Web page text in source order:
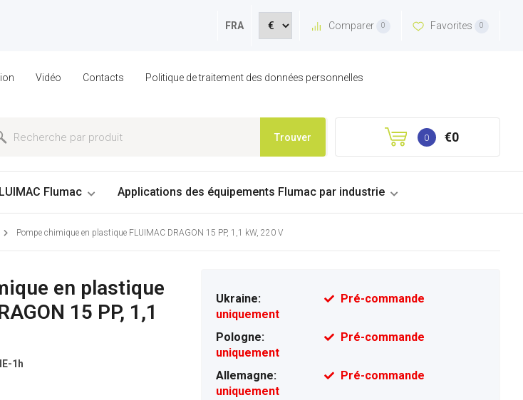
FRA Comparer 0 Favorites 0
Vidéo Contacts Politique de traitement des données personnelles
Trouver 0 €0
Flumac Applications des équipements Flumac par industrie
Pompe chimique en plastique FLUIMAC DRAGON 15 PP, 1,1 kW, 220 V
en plastique
15 PP, 1,1
1h
Ukraine:
Pré-commande
uniquement
Pologne:
Pré-commande
uniquement
Allemagne:
Pré-commande
uniquement